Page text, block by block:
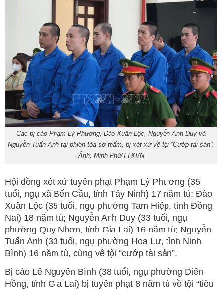
Các bị cáo Phạm Lý Phương, Đào Xuân Lộc, Nguyễn Anh Duy và
Nguyễn Tuấn Anh tại phiên tòa sơ thẩm, bị xét xử về tội “Cướp tài sản”.
Ảnh: Minh Phú/TTXVN
Hội đồng xét xử tuyên phạt Phạm Lý Phương (35
tuổi, ngụ xã Bến Cầu, tỉnh Tây Ninh) 17 năm tù; Đào
Xuân Lộc (35 tuổi, ngụ phường Tam Hiệp, tỉnh Đồng
Nai) 18 năm tù; Nguyễn Anh Duy (33 tuổi, ngụ
phường Quy Nhơn, tỉnh Gia Lai) 16 năm tù; Nguyễn
Tuấn Anh (33 tuổi, ngụ phường Hoa Lư, tỉnh Ninh
Bình) 16 năm tù, cùng về tội “cướp tài sản”.
Bị cáo Lê Nguyên Bình (38 tuổi, ngụ phường Diên
Hồng, tỉnh Gia Lai) bị tuyên phạt 8 năm tù về tội “tiêu